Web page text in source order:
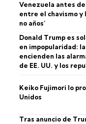
Venezuela antes
entre el chavismo y
no años’
Donald Trump es
en impopularidad:
encienden las
de EE. UU. y los
Keiko Fujimori lo
Unidos
Tras anuncio de